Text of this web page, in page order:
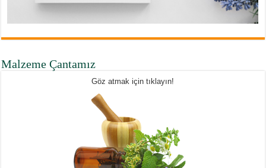
Malzeme Çantamız
Göz atmak için tıklayın!